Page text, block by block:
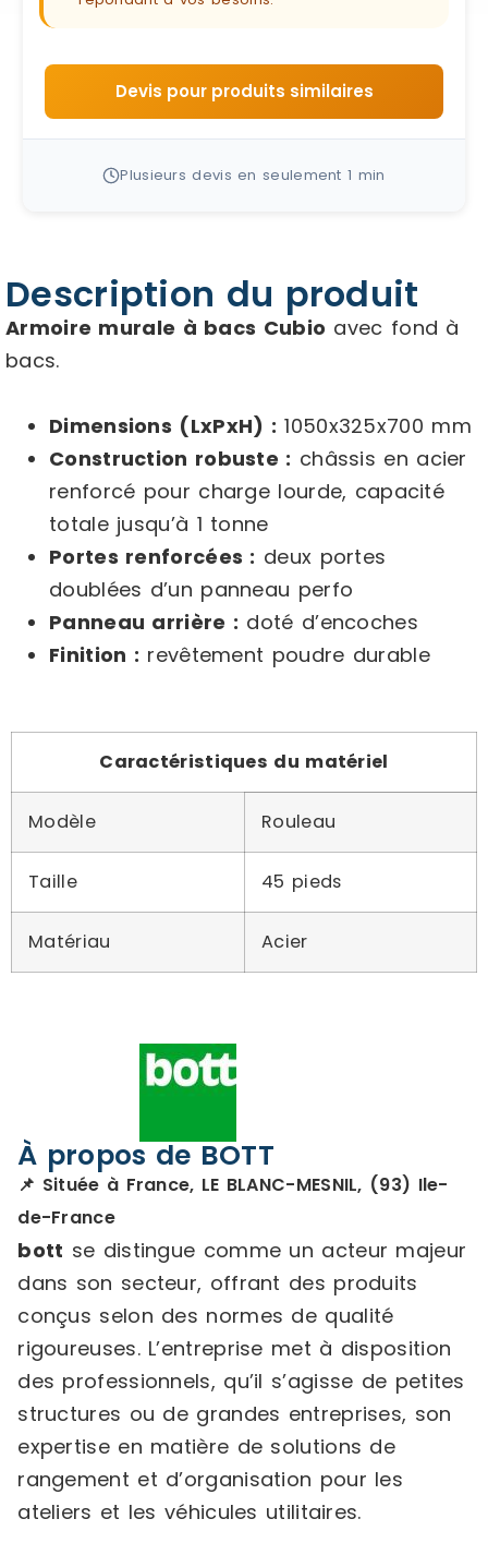
Devis pour produits similaires
Plusieurs devis en seulement 1 min
Description du produit
Armoire murale à bacs Cubio avec fond à
bacs.
Dimensions (LxPxH) : 1050x325x700 mm
Construction robuste : châssis en acier
renforcé pour charge lourde, capacité
totale jusqu’à 1 tonne
Portes renforcées : deux portes
doublées d’un panneau perfo
Panneau arrière : doté d’encoches
Finition : revêtement poudre durable
Caractéristiques du matériel
Modèle Rouleau
Taille 45 pieds
Matériau Acier
À propos de BOTT
📌 Située à France, LE BLANC-MESNIL, (93) Ile-
de-France
bott se distingue comme un acteur majeur
dans son secteur, offrant des produits
conçus selon des normes de qualité
rigoureuses. L’entreprise met à disposition
des professionnels, qu’il s’agisse de petites
structures ou de grandes entreprises, son
expertise en matière de solutions de
rangement et d’organisation pour les
ateliers et les véhicules utilitaires.